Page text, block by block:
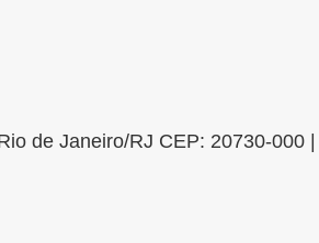
de Janeiro/RJ CEP: 20730-000 |